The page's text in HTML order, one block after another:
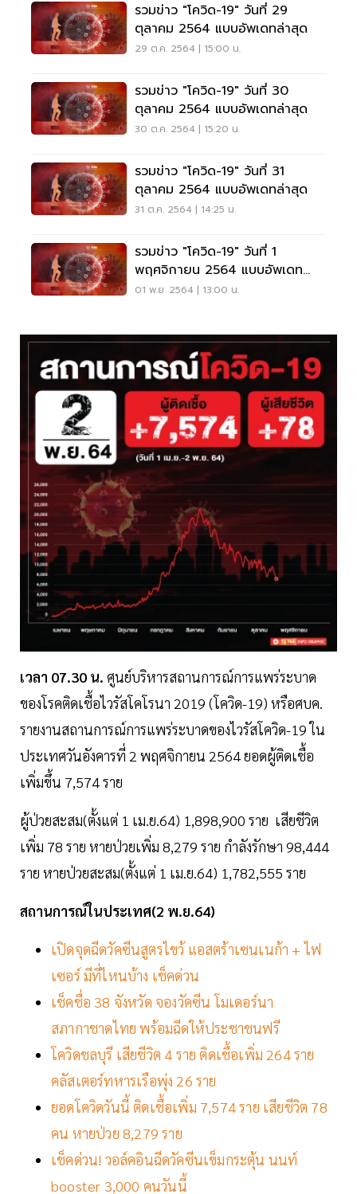
รวมข่าว "โควิด-19" วันที่ 29
ตุลาคม 2564 แบบอัพเดทล่าสุด
29 ต.ค. 2564 | 15:00 น.
รวมข่าว "โควิด-19" วันที่ 30
ตุลาคม 2564 แบบอัพเดทล่าสุด
30 ต.ค. 2564 | 15:20 น.
รวมข่าว "โควิด-19" วันที่ 31
ตุลาคม 2564 แบบอัพเดทล่าสุด
31 ต.ค. 2564 | 14:25 น.
รวมข่าว "โควิด-19" วันที่ 1
พฤศจิกายน 2564 แบบอัพเดท
ล่าสุด
01 พ.ย. 2564 | 13:00 น.
เวลา 07.30 น. ศูนย์บริหารสถานการณ์การแพร่ระบาด
ของโรคติดเชื้อไวรัสโคโรนา 2019 (โควิด-19) หรือศบค.
รายงานสถานการณ์การแพร่ระบาดของไวรัสโควิด-19 ใน
ประเทศวันอังคารที่ 2 พฤศจิกายน 2564 ยอดผู้ติดเชื้อ
เพิ่มขึ้น 7,574 ราย
ผู้ป่วยสะสม(ตั้งแต่ 1 เม.ย.64) 1,898,900 ราย เสียชีวิต
เพิ่ม 78 ราย หายป่วยเพิ่ม 8,279 ราย กำลังรักษา 98,444
ราย หายป่วยสะสม(ตั้งแต่ 1 เม.ย.64) 1,782,555 ราย
สถานการณ์ในประเทศ(2 พ.ย.64)
เปิดจุดฉีดวัคซีนสูตรไขว้ แอสตร้าเซนเนก้า + ไฟ
เซอร์ มีที่ไหนบ้าง เช็คด่วน
เช็คชื่อ 38 จังหวัด จองวัคซีน โมเดอร์นา
สภากาชาดไทย พร้อมฉีดให้ประชาชนฟรี
โควิดชลบุรี เสียชีวิต 4 ราย ติดเชื้อเพิ่ม 264 ราย
คลัสเตอร์ทหารเรือพุ่ง 26 ราย
ยอดโควิดวันนี้ ติดเชื้อเพิ่ม 7,574 ราย เสียชีวิต 78
คน หายป่วย 8,279 ราย
เช็คด่วน! วอล์คอินฉีดวัคซีนเข็มกระตุ้น นนท์
booster 3,000 คนวันนี้